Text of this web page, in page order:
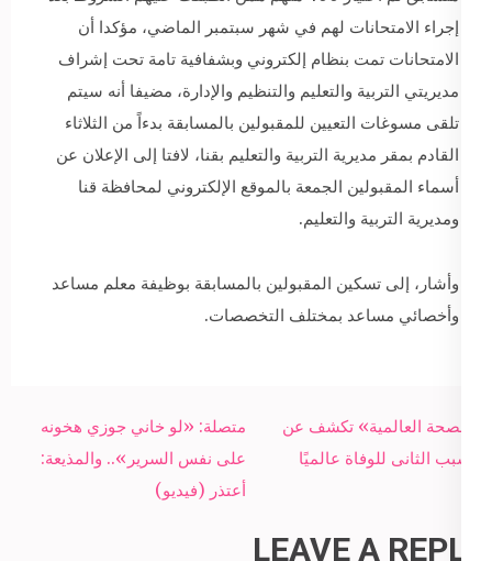
إجراء الامتحانات لهم في شهر سبتمبر الماضي، مؤكدا أن
الامتحانات تمت بنظام إلكتروني وبشفافية تامة تحت إشراف
مديريتي التربية والتعليم والتنظيم والإدارة، مضيفا أنه سيتم
تلقى مسوغات التعيين للمقبولين بالمسابقة بدءاً من الثلاثاء
القادم بمقر مديرية التربية والتعليم بقنا، لافتا إلى الإعلان عن
أسماء المقبولين الجمعة بالموقع الإلكتروني لمحافظة قنا
ومديرية التربية والتعليم.
وأشار، إلى تسكين المقبولين بالمسابقة بوظيفة معلم مساعد
وأخصائي مساعد بمختلف التخصصات.
Post
navigation
متصلة: «لو خاني جوزي هخونه
على نفس السرير».. والمذيعة:
أعتذر (فيديو)
«الصحة العالمية» تكشف عن
السبب الثانى للوفاة عالميًا
LEAVE A REPLY